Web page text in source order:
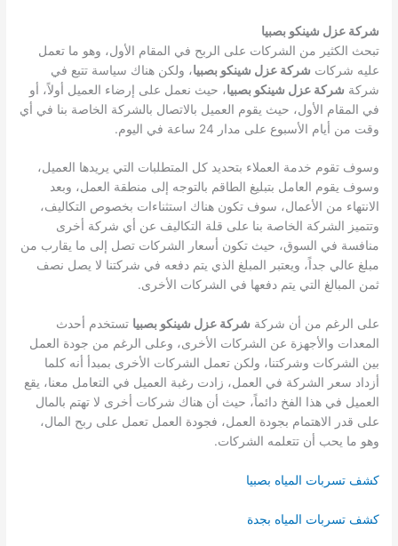
شركة عزل شينكو بصبيا
تبحث الكثير من الشركات على الربح في المقام الأول، وهو ما تعمل
عليه شركات شركة عزل شينكو بصبيا، ولكن هناك سياسة تتبع في
شركة شركة عزل شينكو بصبيا، حيث نعمل على إرضاء العميل أولاً، أو
في المقام الأول، حيث يقوم العميل بالاتصال بالشركة الخاصة بنا في أي
وقت من أيام الأسبوع على مدار 24 ساعة في اليوم.
وسوف تقوم خدمة العملاء بتحديد كل المتطلبات التي يريدها العميل،
وسوف يقوم العامل بتبليغ الطاقم بالتوجه إلى منطقة العمل، وبعد
الانتهاء من الأعمال، سوف تكون هناك استثناءات بخصوص التكاليف،
وتتميز الشركة الخاصة بنا على قلة التكاليف عن أي شركة أخرى
منافسة في السوق، حيث تكون أسعار الشركات تصل إلى ما يقارب من
مبلغ عالي جداً، ويعتبر المبلغ الذي يتم دفعه في شركتنا لا يصل نصف
ثمن المبالغ التي يتم دفعها في الشركات الأخرى.
على الرغم من أن شركة شركة عزل شينكو بصبيا تستخدم أحدث
المعدات والأجهزة عن الشركات الأخرى، وعلى الرغم من جودة العمل
بين الشركات وشركتنا، ولكن تعمل الشركات الأخرى بمبدأ أنه كلما
أزداد سعر الشركة في العمل، زادت رغبة العميل في التعامل معنا، يقع
العميل في هذا الفخ دائماً، حيث أن هناك شركات أخرى لا تهتم بالمال
على قدر الاهتمام بجودة العمل، فجودة العمل تعمل على ربح المال،
وهو ما يحب أن تتعلمه الشركات.
كشف تسربات المياه بصبيا
كشف تسربات المياه بجدة